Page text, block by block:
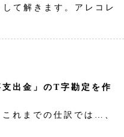
て解きます。アレコレ
出金」のT字勘定を作
れまでの仕訳では…、